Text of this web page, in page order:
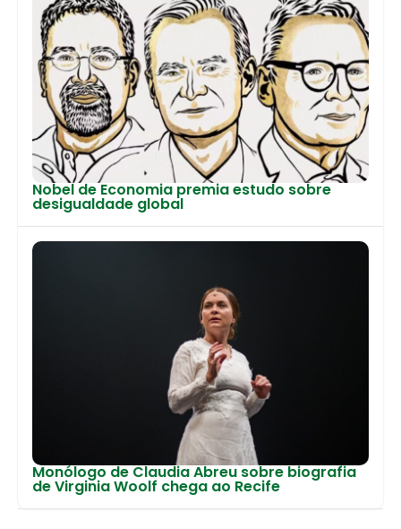
Nobel de Economia premia estudo sobre
desigualdade global
Monólogo de Claudia Abreu sobre biografia
de Virginia Woolf chega ao Recife